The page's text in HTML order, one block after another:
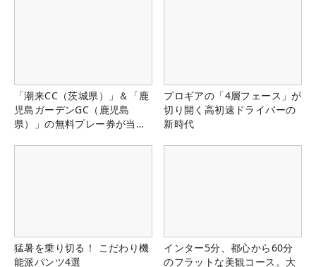
「潮来CC（茨城県）」＆「鹿
児島ガーデンGC（鹿児島
県）」の無料プレー券が当た
プロギアの「4層フェース」が
切り開く高初速ドライバーの
新時代
猛暑を乗り切る！ こだわり機
能派パンツ4選
インター5分、都心から60分
のフラットな美観コース。大